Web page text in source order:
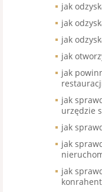
jak
jak
jak
jak
jak
jak
urzędzie
jak
jak
jak